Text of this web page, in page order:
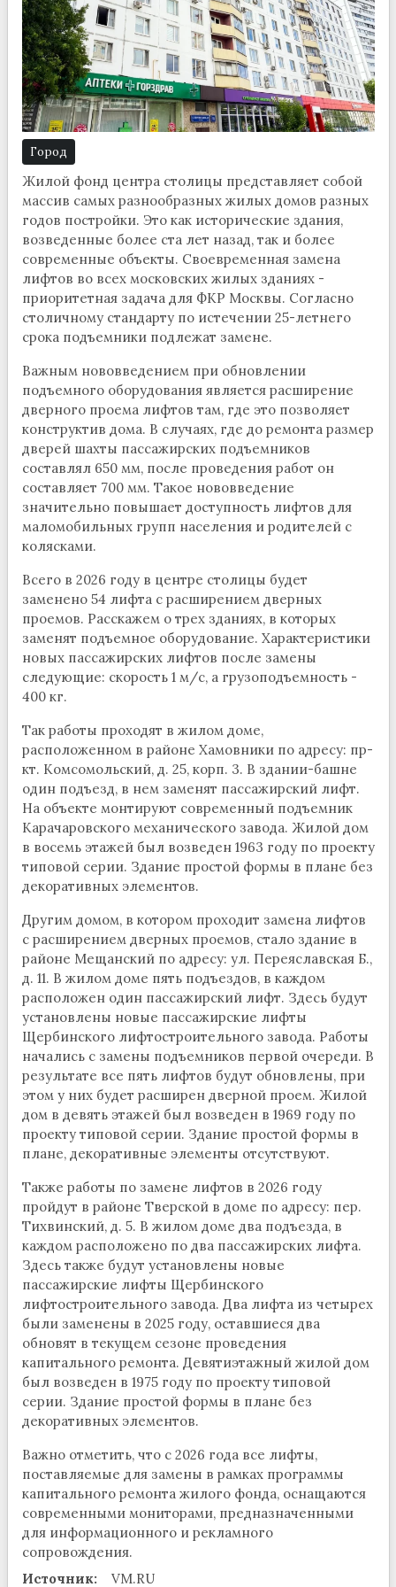
Город
Жилой фонд центра столицы представляет собой
массив самых разнообразных жилых домов разных
годов постройки. Это как исторические здания,
возведенные более ста лет назад, так и более
современные объекты. Своевременная замена
лифтов во всех московских жилых зданиях -
приоритетная задача для ФКР Москвы. Согласно
столичному стандарту по истечении 25-летнего
срока подъемники подлежат замене.
Важным нововведением при обновлении
подъемного оборудования является расширение
дверного проема лифтов там, где это позволяет
конструктив дома. В случаях, где до ремонта размер
дверей шахты пассажирских подъемников
составлял 650 мм, после проведения работ он
составляет 700 мм. Такое нововведение
значительно повышает доступность лифтов для
маломобильных групп населения и родителей с
колясками.
Всего в 2026 году в центре столицы будет
заменено 54 лифта с расширением дверных
проемов. Расскажем о трех зданиях, в которых
заменят подъемное оборудование. Характеристики
новых пассажирских лифтов после замены
следующие: скорость 1 м/с, а грузоподъемность -
400 кг.
Так работы проходят в жилом доме,
расположенном в районе Хамовники по адресу: пр-
кт. Комсомольский, д. 25, корп. 3. В здании-башне
один подъезд, в нем заменят пассажирский лифт.
На объекте монтируют современный подъемник
Карачаровского механического завода. Жилой дом
в восемь этажей был возведен 1963 году по проекту
типовой серии. Здание простой формы в плане без
декоративных элементов.
Другим домом, в котором проходит замена лифтов
с расширением дверных проемов, стало здание в
районе Мещанский по адресу: ул. Переяславская Б.,
д. 11. В жилом доме пять подъездов, в каждом
расположен один пассажирский лифт. Здесь будут
установлены новые пассажирские лифты
Щербинского лифтостроительного завода. Работы
начались с замены подъемников первой очереди. В
результате все пять лифтов будут обновлены, при
этом у них будет расширен дверной проем. Жилой
дом в девять этажей был возведен в 1969 году по
проекту типовой серии. Здание простой формы в
плане, декоративные элементы отсутствуют.
Также работы по замене лифтов в 2026 году
пройдут в районе Тверской в доме по адресу: пер.
Тихвинский, д. 5. В жилом доме два подъезда, в
каждом расположено по два пассажирских лифта.
Здесь также будут установлены новые
пассажирские лифты Щербинского
лифтостроительного завода. Два лифта из четырех
были заменены в 2025 году, оставшиеся два
обновят в текущем сезоне проведения
капитального ремонта. Девятиэтажный жилой дом
был возведен в 1975 году по проекту типовой
серии. Здание простой формы в плане без
декоративных элементов.
Важно отметить, что с 2026 года все лифты,
поставляемые для замены в рамках программы
капитального ремонта жилого фонда, оснащаются
современными мониторами, предназначенными
для информационного и рекламного
сопровождения.
Источник:
VM.RU